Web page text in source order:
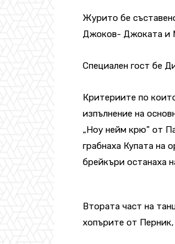
Журито бе
Джоков- Джоката и
Специален гост бе
Критериите по
изпълнение на
„Ноу нейм крю” от
грабнаха Купата на
брейкъри останаха
Втората част на
хопърите от